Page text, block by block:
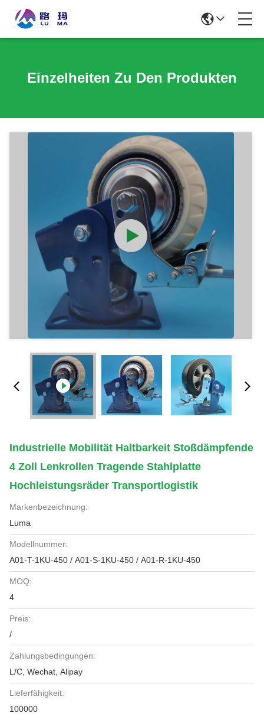
Einzelheiten Zu Den Produkten
Industrielle Mobilität Haltbarkeit Stoßdämpfende
4 Zoll Lenkrollen Tragende Stahlplatte
Hochleistungsräder Transportlogistik
Markenbezeichnung:
Luma
Modellnummer:
A01-T-1KU-450 / A01-S-1KU-450 / A01-R-1KU-450
MOQ:
4
Preis:
/
Zahlungsbedingungen:
L/C, Wechat, Alipay
Lieferfähigkeit:
100000